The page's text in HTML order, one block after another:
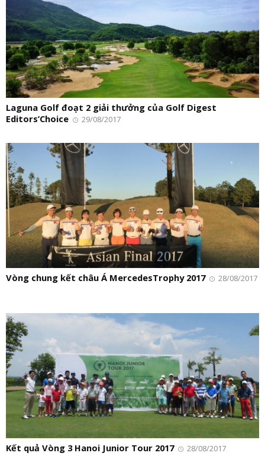
Laguna Golf đoạt 2 giải thưởng của Golf Digest
Editors’Choice
29/08/2017
Vòng chung kết châu Á MercedesTrophy 2017 28/08/2017
Kết quả Vòng 3 Hanoi Junior Tour 2017 28/08/2017